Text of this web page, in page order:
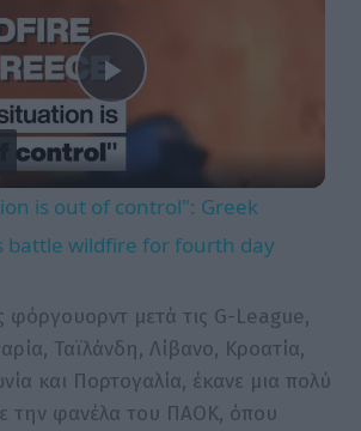
P
l
a
y
V
is out of control": Greek
battle wildfire for fourth day
φόργουορντ μετά τις G-League,
Ταϊλάνδη, Λίβανο, Κροατία,
και Πορτογαλία, έκανε μια πολύ
την φανέλα του ΠΑΟΚ, όπου